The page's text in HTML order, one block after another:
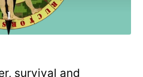
survival and